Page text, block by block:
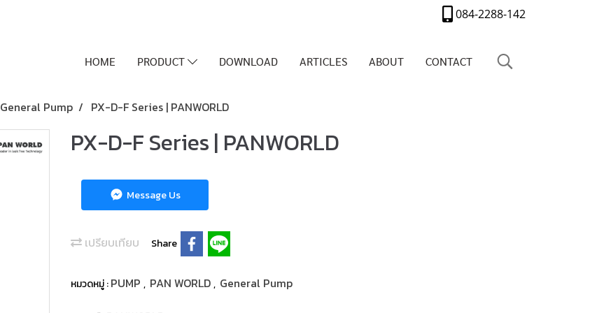
084-2288-142
HOME PRODUCT DOWNLOAD ARTICLES ABOUT CONTACT
General Pump PX-D-F Series | PANWORLD
PX-D-F Series | PANWORLD
Message Us
เปรียบเทียบ Share
หมวดหมู่ :PUMP , PAN WORLD, General Pump